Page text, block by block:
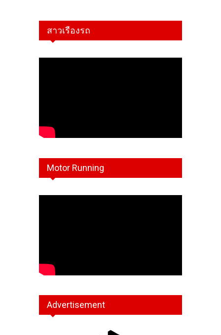
สาวเรืองรถ
Motor Running
Advertisement